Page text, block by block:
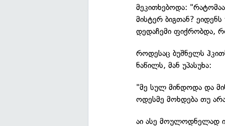
მეკითხებოდა:
მისტერ ბიგთან?
დედაჩემი ფიქრობდა,
როდესაც ბუშნელს
ნაწილს, მან უპასუხა:
"მე სულ მინდოდა და
ოდესმე მოხდება თუ
აი ასე მოულოდნელად